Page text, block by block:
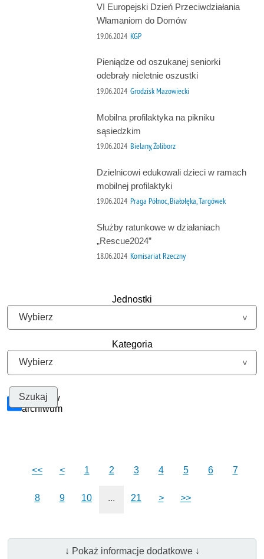
VI Europejski Dzień Przeciwdziałania
Włamaniom do Domów
19.06.2024 KGP
Pieniądze od oszukanej seniorki
odebrały nieletnie oszustki
19.06.2024 Grodzisk Mazowiecki
Mobilna profilaktyka na pikniku
sąsiedzkim
19.06.2024 Bielany, Żoliborz
Dzielnicowi edukowali dzieci w ramach
mobilnej profilaktyki
19.06.2024 Praga Północ, Białołęka, Targówek
Służby ratunkowe w działaniach
„Rescue2024”
18.06.2024 Komisariat Rzeczny
Jednostki
Kategoria
Szukaj w
archiwum
<< < 1 2 3 4 5 6 7
8 9 10 ... 21 > >>
↓ Pokaż informacje dodatkowe ↓